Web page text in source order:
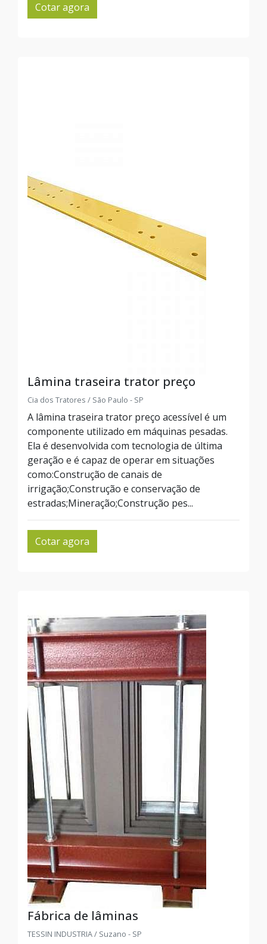
Cotar agora
Lâmina traseira trator preço
Cia dos Tratores / São Paulo - SP
A lâmina traseira trator preço acessível é um
componente utilizado em máquinas pesadas.
Ela é desenvolvida com tecnologia de última
geração e é capaz de operar em situações
como:Construção de canais de
irrigação;Construção e conservação de
estradas;Mineração;Construção pes...
Cotar agora
Fábrica de lâminas
TESSIN INDUSTRIA / Suzano - SP